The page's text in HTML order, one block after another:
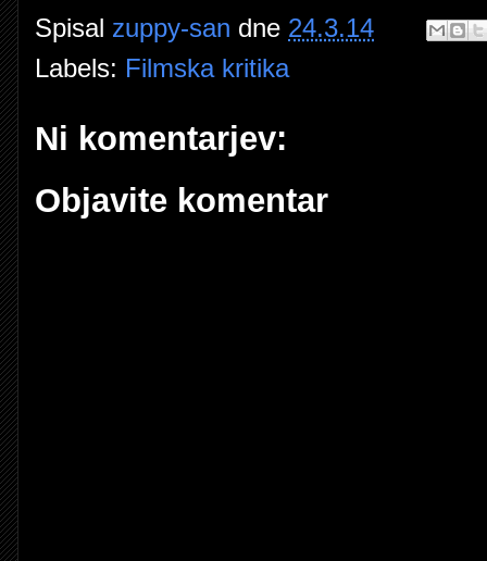
Spisal zuppy-san dne 24.3.14
Labels: Filmska kritika
Ni komentarjev:
Objavite komentar